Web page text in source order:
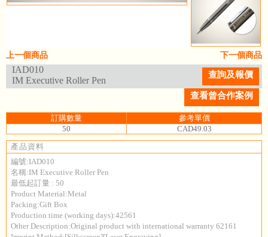
下一個商品
上一個商品
IAD010
IM Executive Roller Pen
查詢及報價
查看曾合作案例
訂購數量
參考單價
50
CAD49.03
產品資料
編號:IAD010
名稱:IM Executive Roller Pen
最低起訂量 : 50
Product Material:Metal
Packing:Gift Box
Production time (working days):42561
Other Description:Original product with international warranty 62161